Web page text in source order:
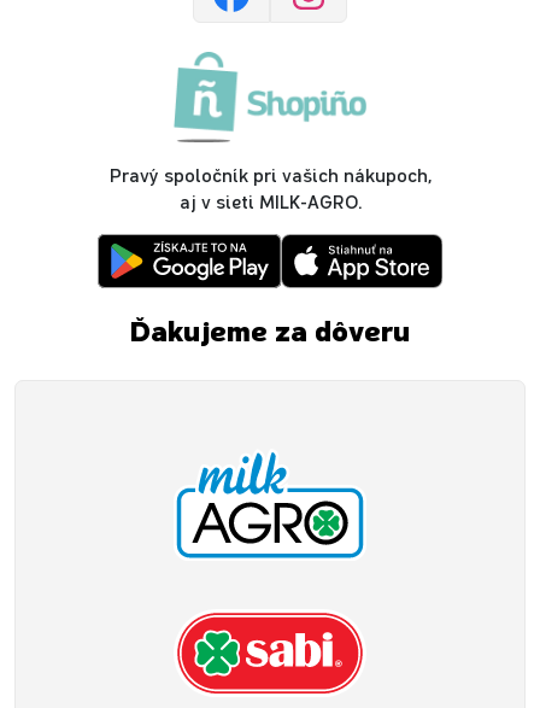
Pravý spoločník pri vašich nákupoch,
aj v sieti MILK-AGRO.
Ďakujeme za dôveru